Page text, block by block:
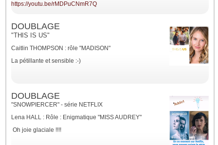
https://youtu.be/rMDPuCNmR7Q
DOUBLAGE
"THIS IS US"
Caitlin THOMPSON : rôle "MADISON"
La pétillante et sensible :-)
DOUBLAGE
"SNOWPIERCER" - série NETFLIX
Lena HALL : Rôle : Enigmatique "MISS AUDREY"
Oh joie glaciale !!!!